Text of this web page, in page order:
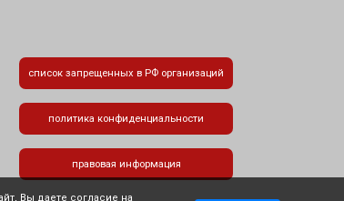
список запрещенных в РФ организаций
политика конфиденциальности
правовая информация
Вы даете согласие на